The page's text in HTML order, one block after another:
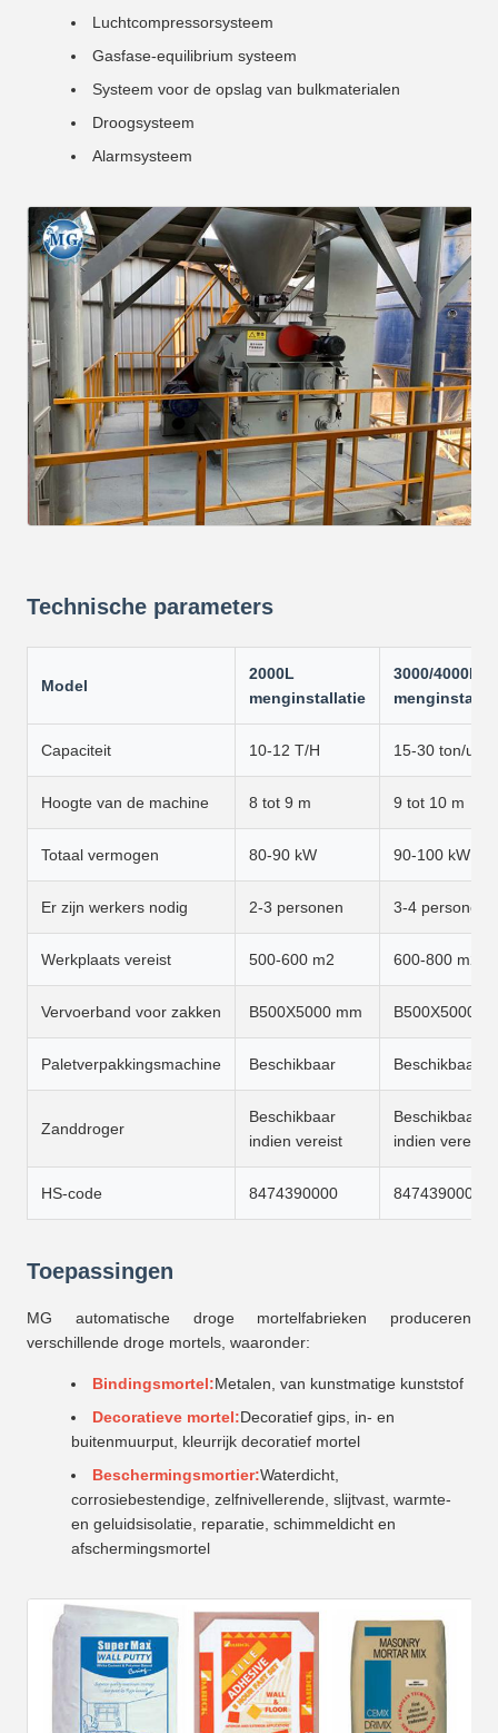
Luchtcompressorsysteem
Gasfase-equilibrium systeem
Systeem voor de opslag van bulkmaterialen
Droogsysteem
Alarmsysteem
Technische parameters
Model
2000L
menginstallatie
3000/4000L
Capaciteit 10-12 T/H 15-30 ton/uur
Hoogte van de machine 8 tot 9 m 9 tot 10 m
Totaal vermogen 80-90 kW 90-100 kW
Er zijn werkers nodig 2-3 personen 3-4 personen
Werkplaats vereist 500-600 m2 600-800 m2
Vervoerband voor zakken B500X5000 mm B500X5000
Paletverpakkingsmachine Beschikbaar Beschikbaar
Zanddroger
Beschikbaar
indien vereist
Beschikbaar
indien vereist
HS-code 8474390000 8474390000
Toepassingen
MG automatische droge mortelfabrieken produceren
verschillende droge mortels, waaronder:
Bindingsmortel:Metalen, van kunstmatige kunststof
Decoratieve mortel:Decoratief gips, in- en
buitenmuurput, kleurrijk decoratief mortel
Beschermingsmortier:Waterdicht,
corrosiebestendige, zelfnivellerende, slijtvast, warmte-
en geluidsisolatie, reparatie, schimmeldicht en
afschermingsmortel